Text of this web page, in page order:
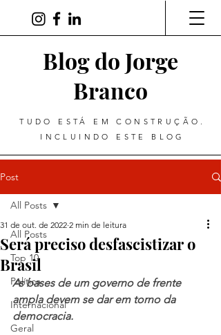
Blog do Jorge
Branco
TUDO ESTÁ EM CONSTRUÇÃO.
INCLUINDO ESTE BLOG
Post
All Posts
Top 10
Política
Internacional
Geral
All Posts
Será preciso desfascistizar o
Brasil
31 de out. de 2022 2 min de leitura
As bases de um governo de frente
ampla devem se dar em torno da
democracia.